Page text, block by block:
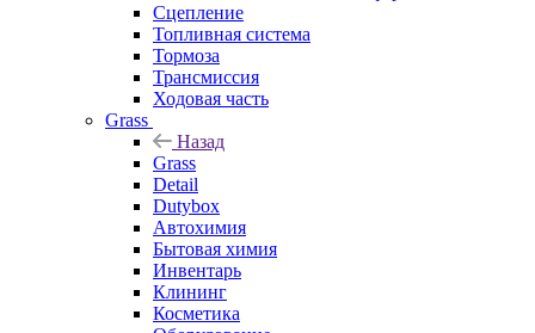
Сцепление
Топливная система
Тормоза
Трансмиссия
Ходовая часть
Grass
Назад
Grass
Detail
Dutybox
Автохимия
Бытовая химия
Инвентарь
Клининг
Косметика